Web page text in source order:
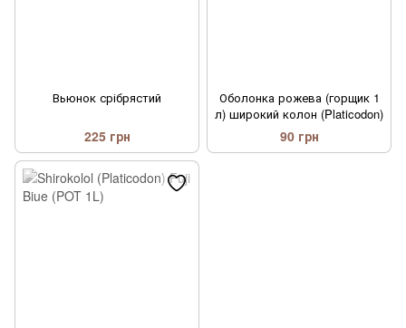
Вьюнок срібрястий
225 грн
Оболонка рожева (горщик 1
л) широкий колон (Platicodon)
90 грн